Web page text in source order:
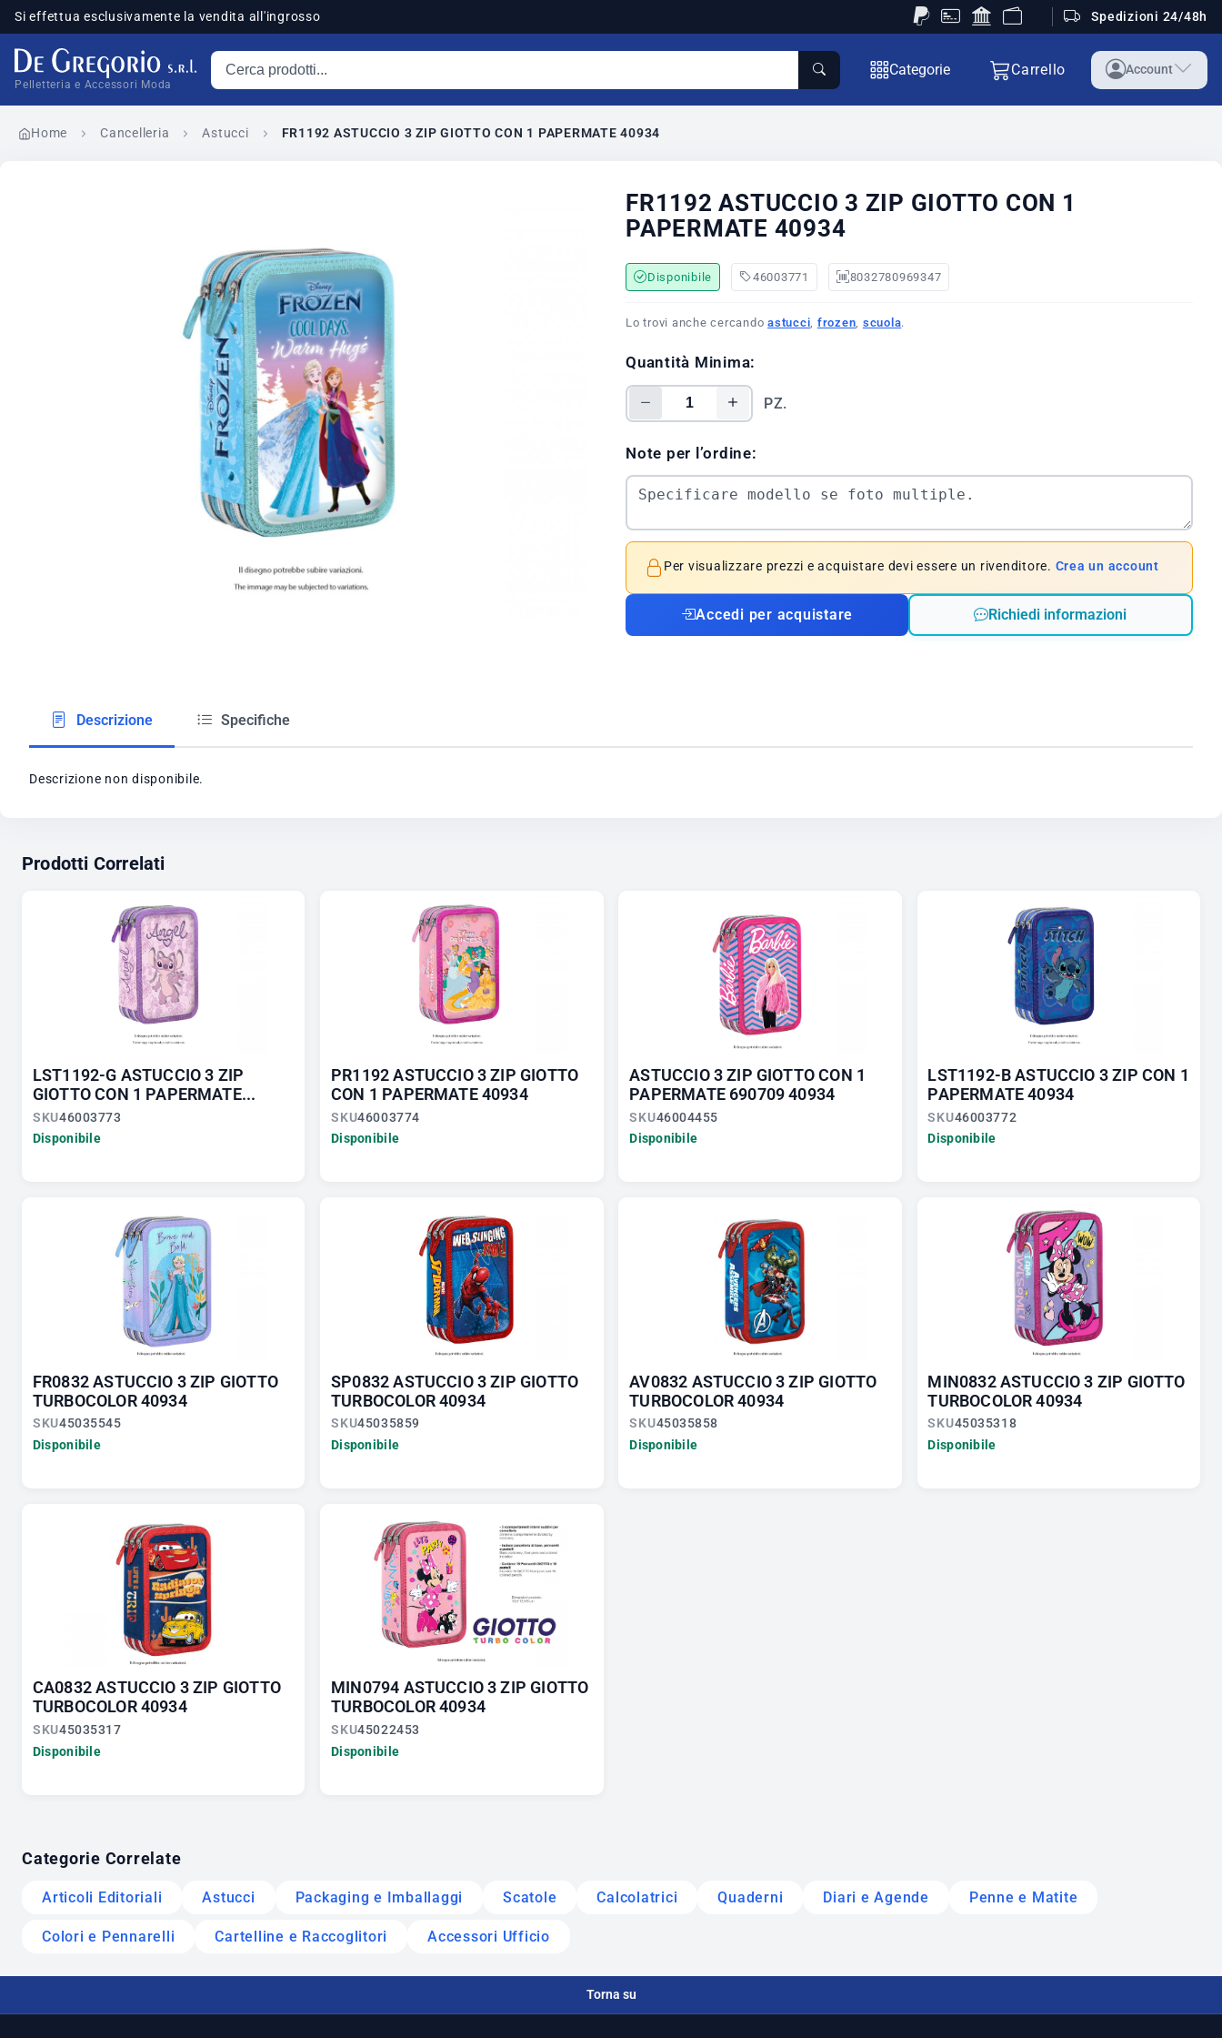
Si effettua esclusivamente la vendita all'ingrosso Spedizioni 24/48h
Pelletteria e Accessori Moda
Cerca prodotti
Categorie Carrello Account
Home Cancelleria Astucci FR1192 ASTUCCIO 3 ZIP GIOTTO CON 1 PAPERMATE 40934
FR1192 ASTUCCIO 3 ZIP GIOTTO CON 1
PAPERMATE 40934
Disponibile 46003771 8032780969347
Lo trovi anche cercando astucci frozen scuola.
Quantità Minima:
PZ.
Note per l’ordine:
Per visualizzare prezzi e acquistare devi essere un rivenditore. Crea un account
Accedi per acquistare Richiedi informazioni
Descrizione Specifiche
Descrizione non disponibile.
Prodotti Correlati
LST1192-G ASTUCCIO 3 ZIP
GIOTTO CON 1 PAPERMATE...
SKU46003773
Disponibile
PR1192 ASTUCCIO 3 ZIP GIOTTO
CON 1 PAPERMATE 40934
SKU46003774
Disponibile
ASTUCCIO 3 ZIP GIOTTO CON 1
PAPERMATE 690709 40934
SKU46004455
Disponibile
LST1192-B ASTUCCIO 3 ZIP CON 1
PAPERMATE 40934
SKU46003772
Disponibile
FR0832 ASTUCCIO 3 ZIP GIOTTO
TURBOCOLOR 40934
SKU45035545
Disponibile
SP0832 ASTUCCIO 3 ZIP GIOTTO
TURBOCOLOR 40934
SKU45035859
Disponibile
AV0832 ASTUCCIO 3 ZIP GIOTTO
TURBOCOLOR 40934
SKU45035858
Disponibile
MIN0832 ASTUCCIO 3 ZIP GIOTTO
TURBOCOLOR 40934
SKU45035318
Disponibile
CA0832 ASTUCCIO 3 ZIP GIOTTO
TURBOCOLOR 40934
SKU45035317
Disponibile
MIN0794 ASTUCCIO 3 ZIP GIOTTO
TURBOCOLOR 40934
SKU45022453
Disponibile
Categorie Correlate
Articoli Editoriali Astucci Packaging e Imballaggi Scatole Calcolatrici Quaderni Diari e Agende Penne e Matite
Colori e Pennarelli Cartelline e Raccoglitori Accessori Ufficio
Torna su